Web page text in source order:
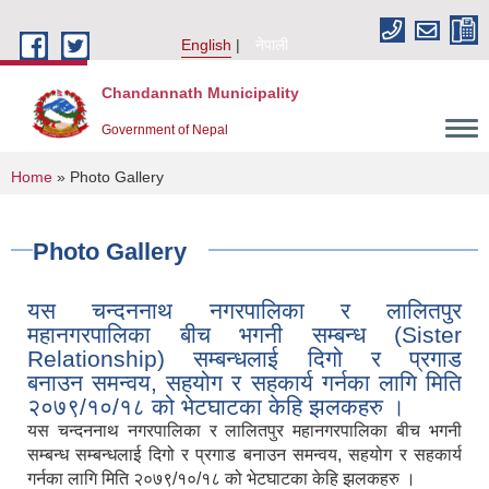
English
नेपाली
Chandannath Municipality
Government of Nepal
You are here
Home » Photo Gallery
Photo Gallery
यस चन्दननाथ नगरपालिका र लालितपुर
महानगरपालिका बीच भगनी सम्बन्ध (Sister
Relationship) सम्बन्धलाई दिगो र प्रगाड
बनाउन समन्वय, सहयोग र सहकार्य गर्नका लागि मिति
२०७९/१०/१८ को भेटघाटका केहि झलकहरु ।
यस चन्दननाथ नगरपालिका र लालितपुर महानगरपालिका बीच भगनी
सम्बन्ध सम्बन्धलाई दिगो र प्रगाड बनाउन समन्वय, सहयोग र सहकार्य
गर्नका लागि मिति २०७९/१०/१८ को भेटघाटका केहि झलकहरु ।